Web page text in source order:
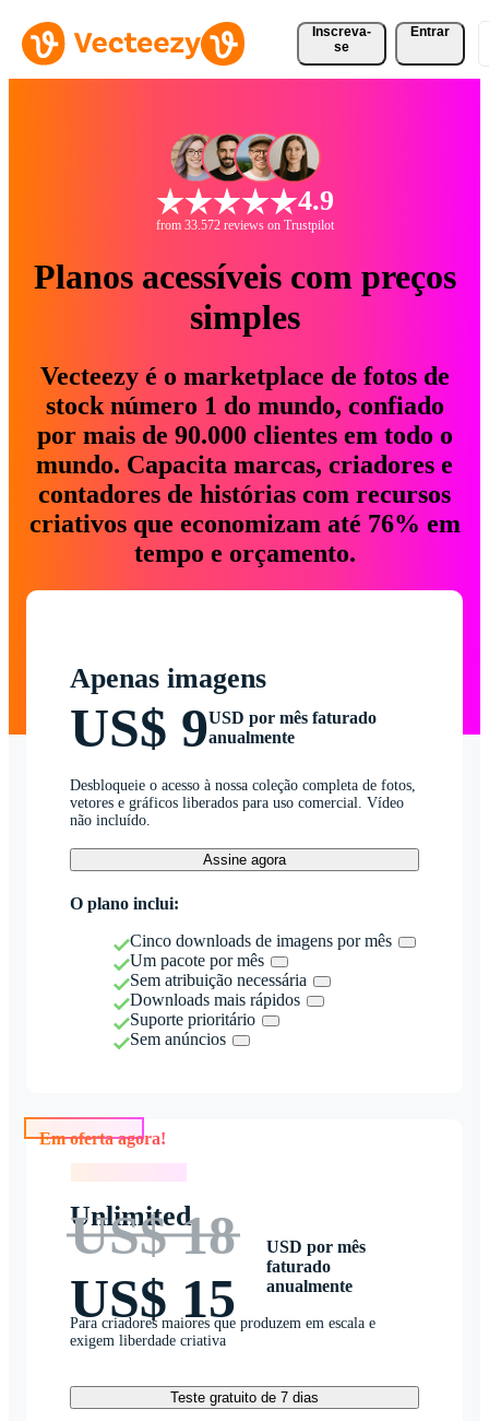
Inscreva-
se
Entrar
4.9
from 33.572 reviews on Trustpilot
Planos acessíveis com preços
simples
Vecteezy é o marketplace de fotos de
stock número 1 do mundo, confiado
por mais de 90.000 clientes em todo o
mundo. Capacita marcas, criadores e
contadores de histórias com recursos
criativos que economizam até 76% em
tempo e orçamento.
Apenas imagens
US$ 9USD por mês faturado
anualmente
Desbloqueie o acesso à nossa coleção completa de fotos,
vetores e gráficos liberados para uso comercial. Vídeo
não incluído.
Assine agora
O plano inclui:
Cinco downloads de imagens por mês
Um pacote por mês
Sem atribuição necessária
Downloads mais rápidos
Suporte prioritário
Sem anúncios
Unlimited
US$ 18
US$ 15
USD por mês
faturado
anualmente
Para criadores maiores que produzem em escala e
exigem liberdade criativa
Teste gratuito de 7 dias